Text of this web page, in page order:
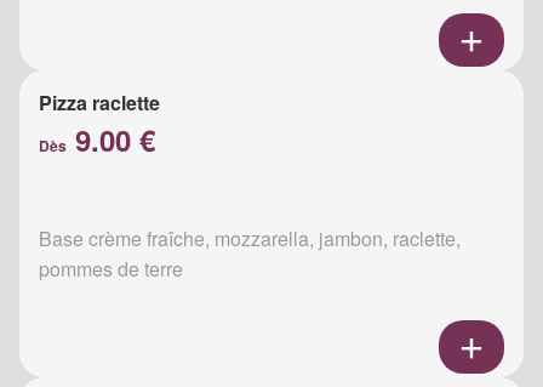
Pizza raclette
Dès 9.00 €
Base crème fraîche, mozzarella, jambon, raclette,
pommes de terre